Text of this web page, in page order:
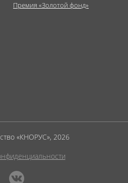
Премия «Золотой фонд»
«КНОРУС», 2026